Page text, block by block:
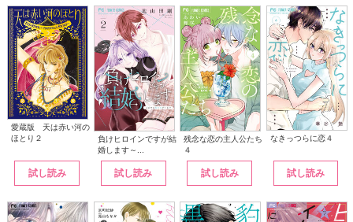
愛蔵版 天は赤い河の
ほとり２
試し読み
負けヒロインですが結
婚します～...
試し読み
残念な恋の主人公たち
４
試し読み
なきっつらに恋４
試し読み